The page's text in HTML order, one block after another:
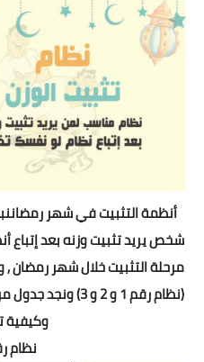
أنظمة التثبيت في شهر رمضان
شخص يريد تثبيت وزنه بعد إتباع
(نظام رقم 1 و 2 و
وكيفية
نظام